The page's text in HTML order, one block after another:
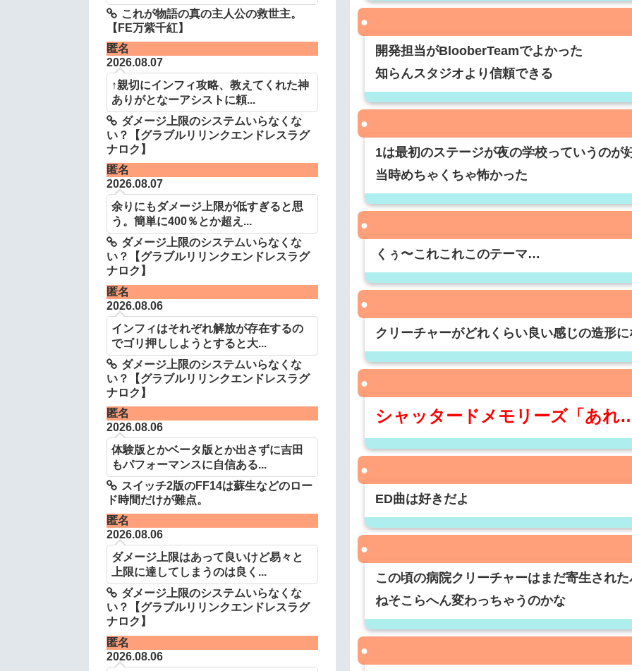
開発担当がBlooberTeamでよかった
知らんスタジオより信頼できる
1は最初のステージが夜の学校っていうのが
当時めちゃくちゃ怖かった
くぅ〜これこれこのテーマ…
クリーチャーがどれくらい良い感じの造形
シャッタードメモリーズ「あれ
ED曲は好きだよ
この頃の病院クリーチャーはまだ寄生され
ねそこらへん変わっちゃうのかな
これが物語の真の主人公の救世主。
【FE万紫千紅】
匿名
2026.08.07
↑親切にインフィ攻略、教えてくれた神
ありがとなーアシストに頼...
ダメージ上限のシステムいらなくな
い？【グラブルリリンクエンドレスラグ
ナロク】
匿名
2026.08.07
余りにもダメージ上限が低すぎると思
う。簡単に400％とか超え...
ダメージ上限のシステムいらなくな
い？【グラブルリリンクエンドレスラグ
ナロク】
匿名
2026.08.06
インフィはそれぞれ解放が存在するの
でゴリ押ししようとすると大...
ダメージ上限のシステムいらなくな
い？【グラブルリリンクエンドレスラグ
ナロク】
匿名
2026.08.06
体験版とかベータ版とか出さずに吉田
もパフォーマンスに自信ある...
スイッチ2版のFF14は蘇生などのロー
ド時間だけが難点。
匿名
2026.08.06
ダメージ上限はあって良いけど易々と
上限に達してしまうのは良く...
ダメージ上限のシステムいらなくな
い？【グラブルリリンクエンドレスラグ
ナロク】
匿名
2026.08.06